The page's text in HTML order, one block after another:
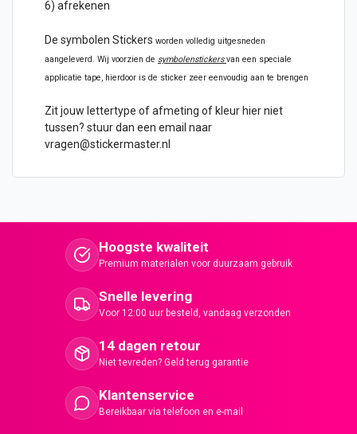
6) afrekenen
De symbolen Stickers worden volledig uitgesneden
aangeleverd. Wij voorzien de symbolenstickers van een speciale
applicatie tape, hierdoor is de sticker zeer eenvoudig aan te brengen
Zit jouw lettertype of afmeting of kleur hier niet
tussen? stuur dan een email naar
vragen@stickermaster.nl
Hoogste kwaliteit
Premium materialen voor duurzaam gebruik
Snelle levering
Voor 12:00 uur besteld, vandaag verzonden
14 dagen retour
Niet tevreden? Geld terug garantie
Klantenservice
Bereikbaar via telefoon en e-mail